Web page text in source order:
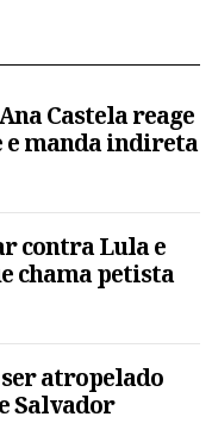
Castela reage
e manda indireta
contra Lula e
chama petista
atropelado
Salvador